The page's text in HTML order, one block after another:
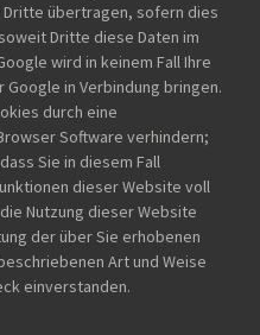
übertragen, sofern dies
Dritte diese Daten im
wird in keinem Fall Ihre
in Verbindung bringen.
durch eine
Software verhindern;
Sie in diesem Fall
dieser Website voll
Nutzung dieser Website
der über Sie erhobenen
Art und Weise
einverstanden.